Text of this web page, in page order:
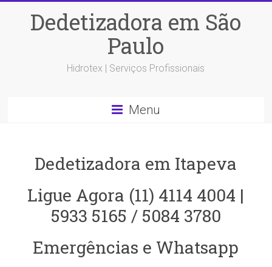
Dedetizadora em São
Paulo
Hidrotex | Serviços Profissionais
Menu
Dedetizadora em Itapeva
Ligue Agora (11) 4114 4004 |
5933 5165 / 5084 3780
Emergências e Whatsapp